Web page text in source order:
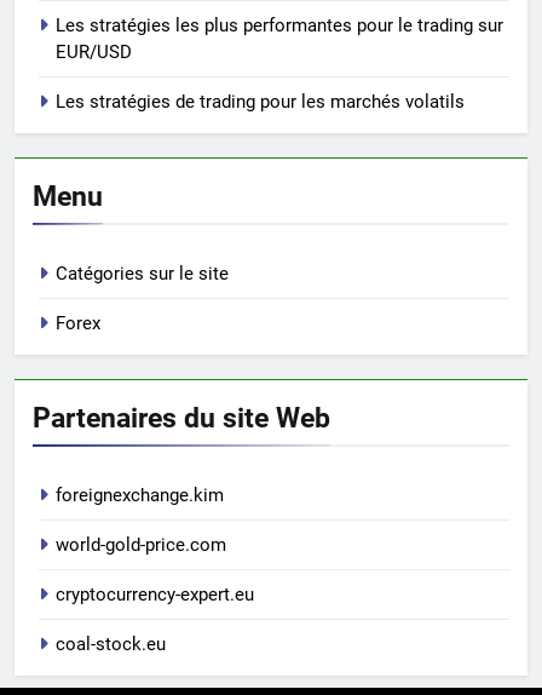
Les stratégies les plus performantes pour le trading sur
EUR/USD
Les stratégies de trading pour les marchés volatils
Menu
Catégories sur le site
Forex
Partenaires du site Web
foreignexchange.kim
world-gold-price.com
cryptocurrency-expert.eu
coal-stock.eu